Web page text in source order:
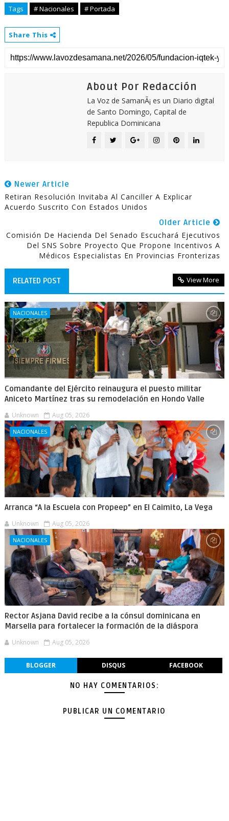
Tags # Nacionales # Portada
Share This
About Por Redacción
La Voz de SamanÃ¡ es un Diario digital
de Santo Domingo, Capital de
Republica Dominicana
Newer Article
Retiran Resolución Invitaba Al Canciller A Explicar
Acuerdo Suscrito Con Estados Unidos
Older Article
Comisión De Hacienda Del Senado Escuchará Ejecutivos
Del SNS Sobre Proyecto Que Propone Incentivos A
Médicos Especialistas En Provincias Fronterizas
RELATED POST View More
NACIONALES
Comandante del Ejército reinaugura el puesto militar
Aniceto Martínez tras su remodelación en Hondo Valle
Unknown Aug 05, 2026
NACIONALES
Arranca “A la Escuela con Propeep” en El Caimito, La Vega
Unknown Aug 05, 2026
NACIONALES
Rector Asjana David recibe a la cónsul dominicana en
Marsella para fortalecer la formación de la diáspora
Unknown Aug 05, 2026
BLOGGER DISQUS FACEBOOK
NO HAY COMENTARIOS:
PUBLICAR UN COMENTARIO